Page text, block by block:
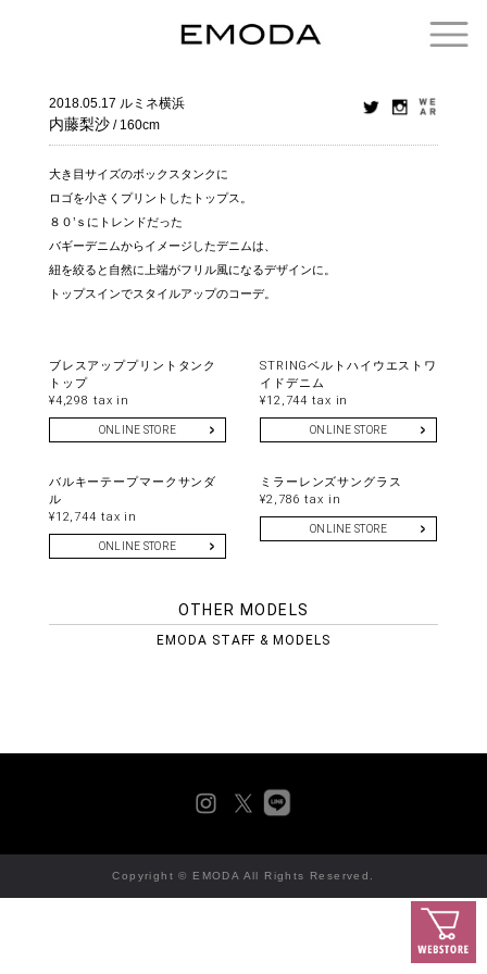
2018.05.17 ルミネ横浜
内藤梨沙 / 160cm
大き目サイズのボックスタンクに
ロゴを小さくプリントしたトップス。
８０’ｓにトレンドだった
バギーデニムからイメージしたデニムは、
紐を絞ると自然に上端がフリル風になるデザインに。
トップスインでスタイルアップのコーデ。
ブレスアッププリントタンク
トップ
¥4,298 tax in
ONLINE STORE
STRINGベルトハイウエストワ
イドデニム
¥12,744 tax in
ONLINE STORE
バルキーテープマークサンダ
ル
¥12,744 tax in
ONLINE STORE
ミラーレンズサングラス
¥2,786 tax in
ONLINE STORE
OTHER MODELS
EMODA STAFF & MODELS
Copyright © EMODA All Rights Reserved.